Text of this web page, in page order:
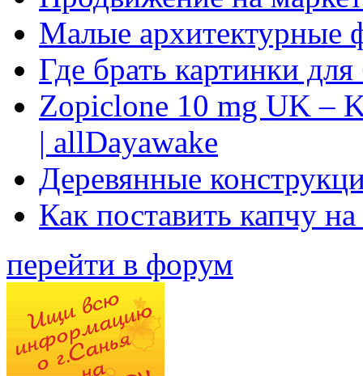
Малые архитектурные
Где брать картинки
Zopiclone 10 mg UK –
| allDayawake
Деревянные
Как поставить капчу
перейти в форум